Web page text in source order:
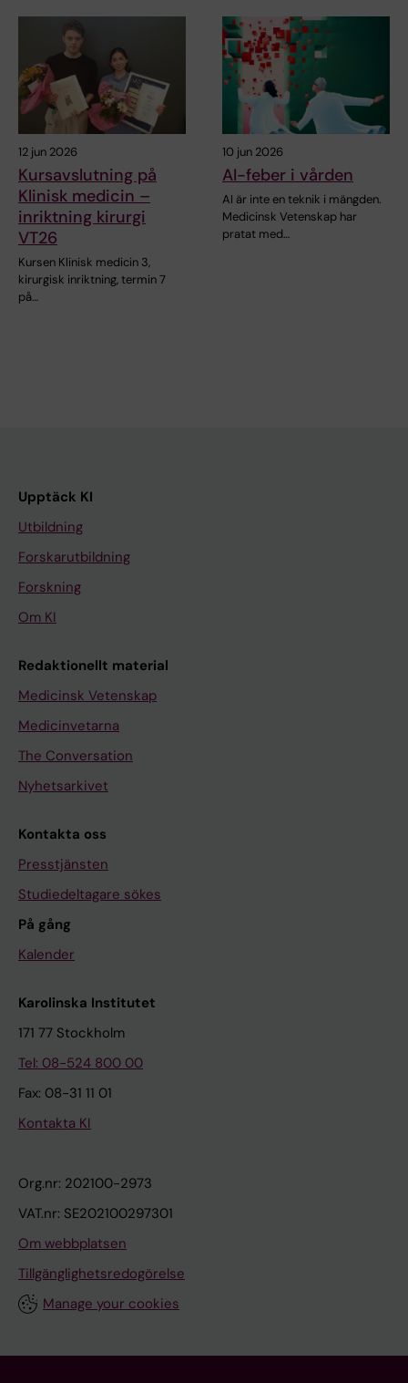
12 jun 2026
Kursavslutning på
Klinisk medicin –
inriktning kirurgi
VT26
Kursen Klinisk medicin 3,
kirurgisk inriktning, termin 7
på…
10 jun 2026
AI-feber i vården
AI är inte en teknik i mängden.
Medicinsk Vetenskap har
pratat med…
Upptäck KI
Utbildning
Forskarutbildning
Forskning
Om KI
Redaktionellt material
Medicinsk Vetenskap
Medicinvetarna
The Conversation
Nyhetsarkivet
Kontakta oss
Presstjänsten
Studiedeltagare sökes
På gång
Kalender
Karolinska Institutet
171 77 Stockholm
Tel: 08-524 800 00
Fax: 08-31 11 01
Kontakta KI
Org.nr: 202100-2973
VAT.nr: SE202100297301
Om webbplatsen
Tillgänglighetsredogörelse
Manage your cookies